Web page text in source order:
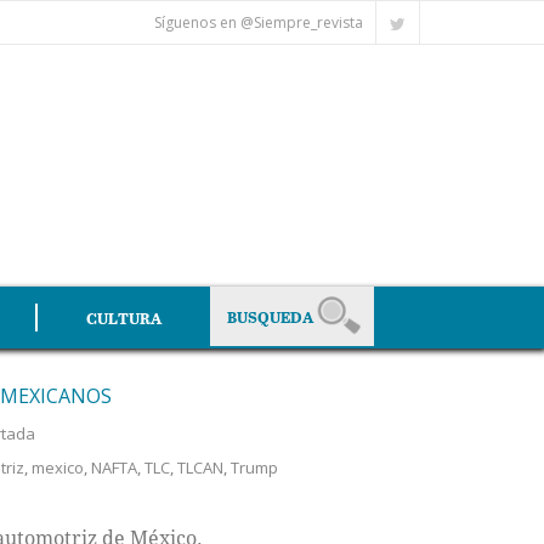
Síguenos en @Siempre_revista
CULTURA
, mexico, NAFTA,TLC,TLCAN,Trump
de México.